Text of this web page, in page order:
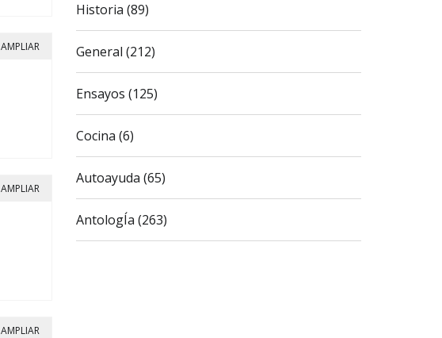
AMPLIAR
AMPLIAR
AMPLIAR
Historia (89)
General (212)
Ensayos (125)
Cocina (6)
Autoayuda (65)
AntologÍa (263)